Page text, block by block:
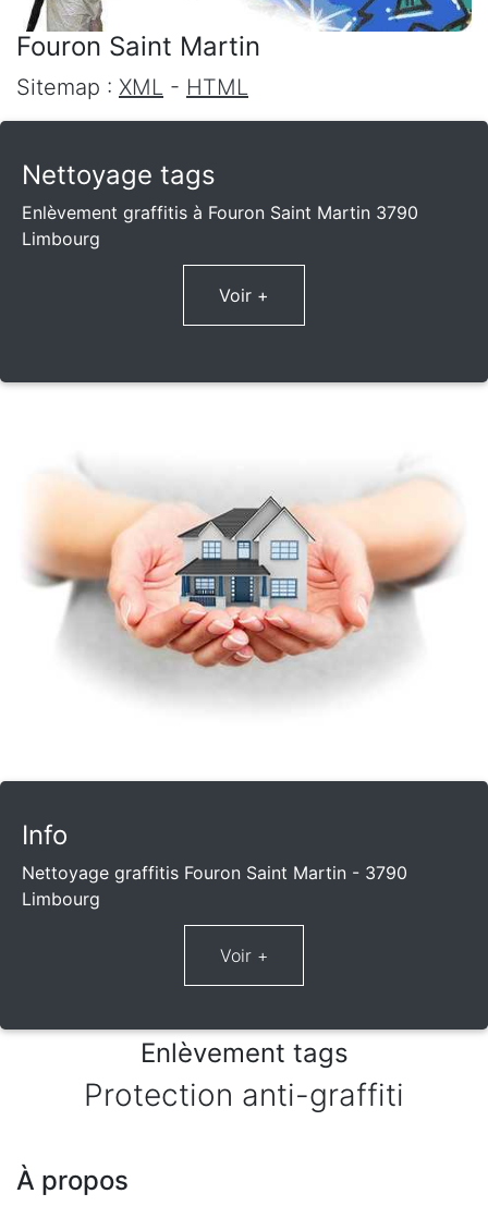
Fouron Saint Martin
Sitemap : XML - HTML
Nettoyage tags
Enlèvement graffitis à Fouron Saint Martin 3790
Limbourg
Voir +
Info
Nettoyage graffitis Fouron Saint Martin - 3790
Limbourg
Enlèvement tags
Protection anti-graffiti
À propos